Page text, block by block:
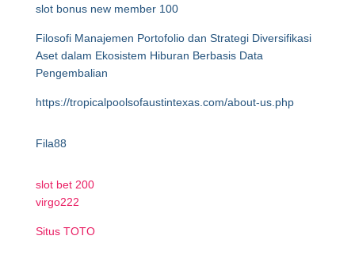
slot bonus new member 100
Filosofi Manajemen Portofolio dan Strategi Diversifikasi
Aset dalam Ekosistem Hiburan Berbasis Data
Pengembalian
https://tropicalpoolsofaustintexas.com/about-us.php
Fila88
slot bet 200
virgo222
Situs TOTO